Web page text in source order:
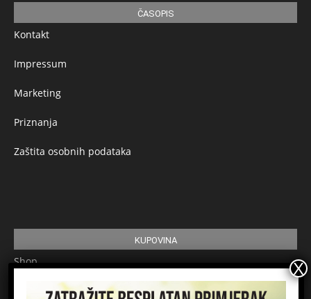
ČASOPIS
Kontakt
Impressum
Marketing
Priznanja
Zaštita osobnih podataka
KUPOVINA
Shop
Pretplata